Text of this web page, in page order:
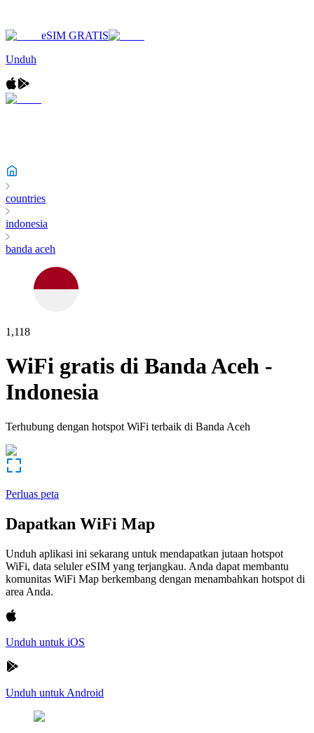
eSIM GRATIS
Unduh
countries
indonesia
banda aceh
1,118
WiFi gratis di Banda Aceh -
Indonesia
Terhubung dengan hotspot WiFi terbaik di Banda Aceh
Perluas peta
Dapatkan WiFi Map
Unduh aplikasi ini sekarang untuk mendapatkan jutaan hotspot
WiFi, data seluler eSIM yang terjangkau. Anda dapat membantu
komunitas WiFi Map berkembang dengan menambahkan hotspot di
area Anda.
Unduh untuk iOS
Unduh untuk Android